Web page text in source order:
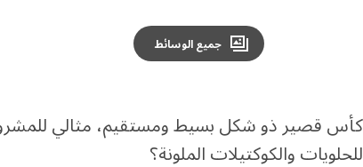
جميع الوسائط
كأس قصير ذو شكل بسيط ومستقيم، مثالي
للحلويات والكوكتيلات الملونة؟